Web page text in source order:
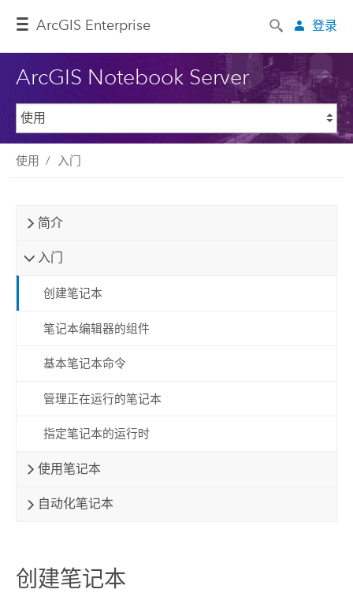
ArcGIS Enterprise 登录
ArcGIS Notebook Server
使用 入门
简介
入门
创建笔记本
笔记本编辑器的组件
基本笔记本命令
管理正在运行的笔记本
指定笔记本的运行时
使用笔记本
自动化笔记本
创建笔记本